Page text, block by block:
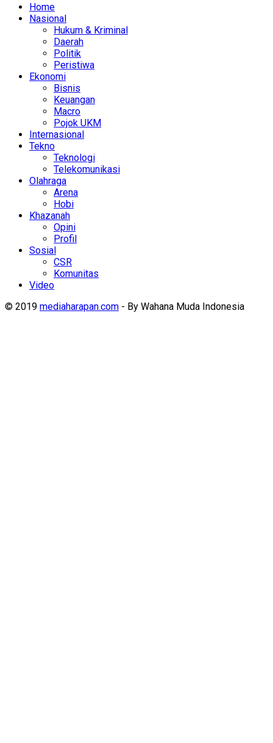
Home
Nasional
Hukum & Kriminal
Daerah
Politik
Peristiwa
Ekonomi
Bisnis
Keuangan
Macro
Pojok UKM
Internasional
Tekno
Teknologi
Telekomunikasi
Olahraga
Arena
Hobi
Khazanah
Opini
Profil
Sosial
CSR
Komunitas
Video
© 2019 mediaharapan.com - By Wahana Muda Indonesia